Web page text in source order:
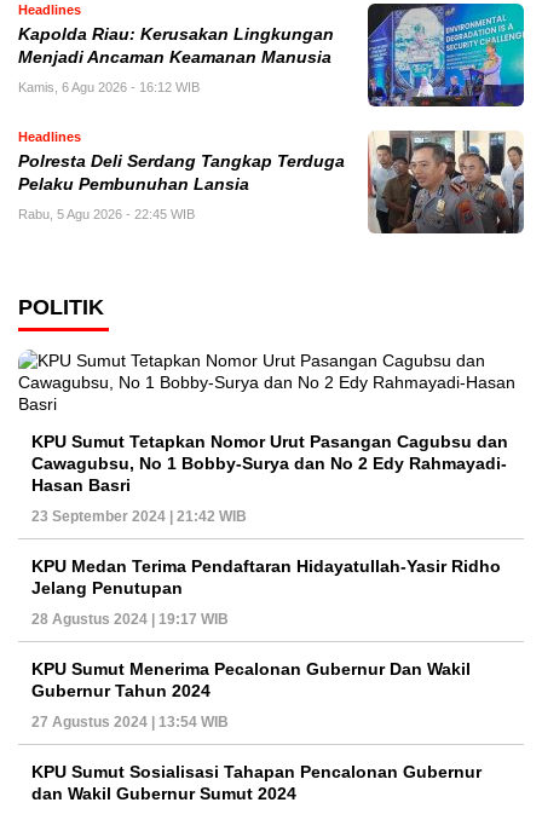
Headlines
Kapolda Riau: Kerusakan Lingkungan
Menjadi Ancaman Keamanan Manusia
Kamis, 6 Agu 2026 - 16:12 WIB
Headlines
Polresta Deli Serdang Tangkap Terduga
Pelaku Pembunuhan Lansia
Rabu, 5 Agu 2026 - 22:45 WIB
POLITIK
KPU Sumut Tetapkan Nomor Urut Pasangan Cagubsu dan
Cawagubsu, No 1 Bobby-Surya dan No 2 Edy Rahmayadi-
Hasan Basri
23 September 2024 | 21:42 WIB
KPU Medan Terima Pendaftaran Hidayatullah-Yasir Ridho
Jelang Penutupan
28 Agustus 2024 | 19:17 WIB
KPU Sumut Menerima Pecalonan Gubernur Dan Wakil
Gubernur Tahun 2024
27 Agustus 2024 | 13:54 WIB
KPU Sumut Sosialisasi Tahapan Pencalonan Gubernur
dan Wakil Gubernur Sumut 2024